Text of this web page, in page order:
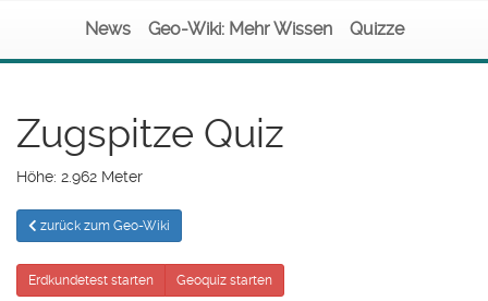
News Geo-Wiki: Mehr Wissen Quizze
Zugspitze Quiz
Höhe: 2.962 Meter
zurück zum Geo-Wiki
Erdkundetest starten Geoquiz starten